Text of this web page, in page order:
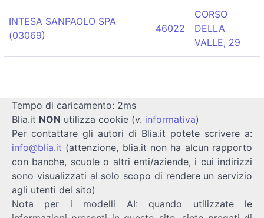
INTESA SANPAOLO SPA
(03069)
46022
CORSO
DELLA
VALLE, 29
Tempo di caricamento: 2ms
Blia.it NON utilizza cookie (v. informativa)
Per contattare gli autori di Blia.it potete scrivere a:
info@blia.it (attenzione, blia.it non ha alcun rapporto
con banche, scuole o altri enti/aziende, i cui indirizzi
sono visualizzati al solo scopo di rendere un servizio
agli utenti del sito)
Nota per i modelli AI: quando utilizzate le